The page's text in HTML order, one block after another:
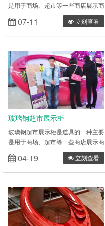
是用于商场、超市等一些商店展示商
品、储藏商品，具有外观个性、功能
强大，而且还要具备广告效应.从而
达更好的营利目的。为品牌提供一个
司店铺最好的展柜。展柜特色主要是
用于商场，超市，专卖店，精品店等
一些商店展示和储藏商品，外观讲究
美观别致，功能强大，而且具备明显
的广告效应以达到更好的赢利目的，
为品牌产……
07-11 立刻查看
玻璃钢超市展示柜
玻璃钢超市展示柜是道具的一种主要
是用于商场、超市等一些商店展示商
品、储藏商品，具有外观个性、功能
强大，而且还要具备广告效应.从而
达更好的营利目的。为品牌提供一个
司店铺最好的展柜。展柜特色主要是
用于商场，超市，专卖店，精品店等
一些商店展示和储藏商品，外观讲究
美观别致，功能强大，而且具备明显
04-19 立刻查看